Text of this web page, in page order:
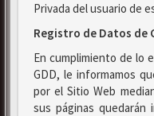
Privada del usuario de
Registro de Datos de
En cumplimiento de lo
GDD, le informamos
por el Sitio Web
sus páginas quedarán